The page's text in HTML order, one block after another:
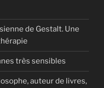
de Gestalt. Une
très sensibles
auteur de livres,